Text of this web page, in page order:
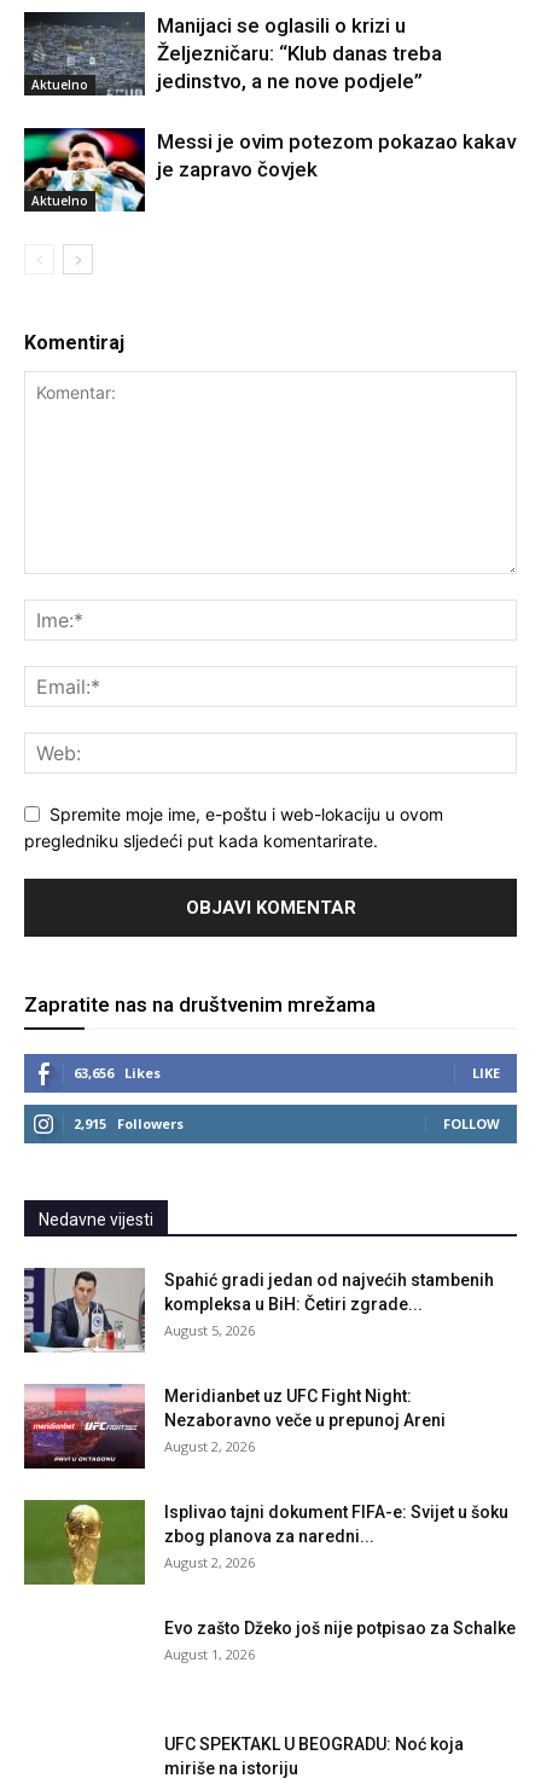
Aktuelno
Manijaci se oglasili o krizi u
Željezničaru: “Klub danas treba
jedinstvo, a ne nove podjele”
Aktuelno
Messi je ovim potezom pokazao kakav
je zapravo čovjek
Komentiraj
Spremite moje ime, e-poštu i web-lokaciju u ovom
pregledniku sljedeći put kada komentarirate.
Zapratite nas na društvenim mrežama
63,656 Likes LIKE
2,915 Followers FOLLOW
Nedavne vijesti
Spahić gradi jedan od najvećih stambenih
kompleksa u BiH: Četiri zgrade...
August 5, 2026
Meridianbet uz UFC Fight Night:
Nezaboravno veče u prepunoj Areni
August 2, 2026
Isplivao tajni dokument FIFA-e: Svijet u šoku
zbog planova za naredni...
August 2, 2026
Evo zašto Džeko još nije potpisao za Schalke
August 1, 2026
UFC SPEKTAKL U BEOGRADU: Noć koja
miriše na istoriju